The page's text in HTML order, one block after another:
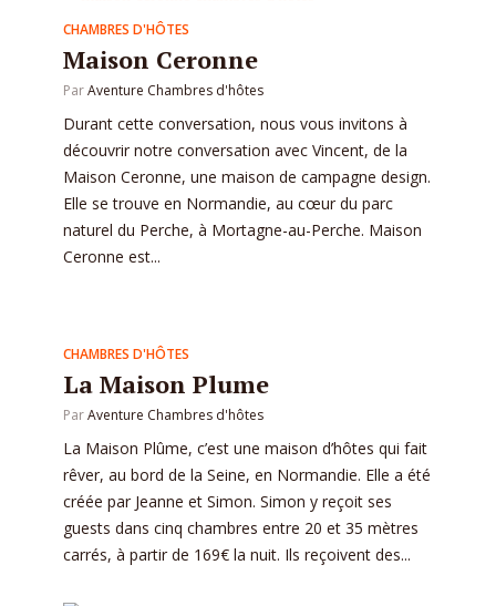
CHAMBRES D'HÔTES
Maison Ceronne
ParAventure Chambres d'hôtes
Durant cette conversation, nous vous invitons à
découvrir notre conversation avec Vincent, de la
Maison Ceronne, une maison de campagne design.
Elle se trouve en Normandie, au cœur du parc
naturel du Perche, à Mortagne-au-Perche. Maison
Ceronne est...
CHAMBRES D'HÔTES
La Maison Plume
ParAventure Chambres d'hôtes
La Maison Plûme, c’est une maison d’hôtes qui fait
rêver, au bord de la Seine, en Normandie. Elle a été
créée par Jeanne et Simon. Simon y reçoit ses
guests dans cinq chambres entre 20 et 35 mètres
carrés, à partir de 169€ la nuit. Ils reçoivent des...